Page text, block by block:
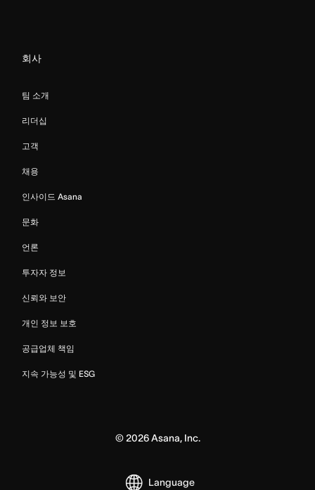
회사
팀 소개
리더십
고객
채용
인사이드 Asana
문화
언론
투자자 정보
신뢰와 보안
개인 정보 보호
공급업체 책임
지속 가능성 및 ESG
© 2026Asana, Inc.
Language